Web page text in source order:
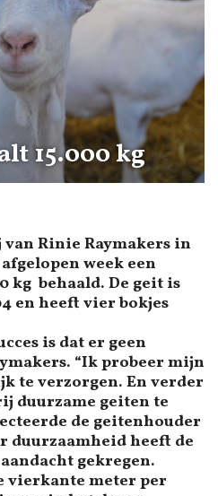
15.000 kg
Rinie Raymakers in
week een
kg behaald. De geit is
en heeft vier bokjes
is dat er geen
“Ik probeer mijn
te verzorgen. En verder
duurzame geiten te
de geitenhouder
duurzaamheid heeft de
gekregen.
vierkante meter per